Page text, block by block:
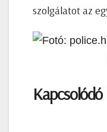
szolgálatot az
Kapcsolódó